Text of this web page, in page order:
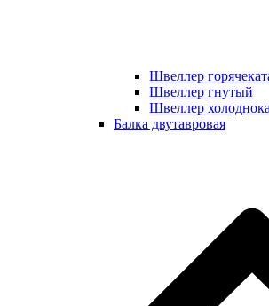
Швеллер
Швеллер гнутый
Швеллер
Балка двутавровая